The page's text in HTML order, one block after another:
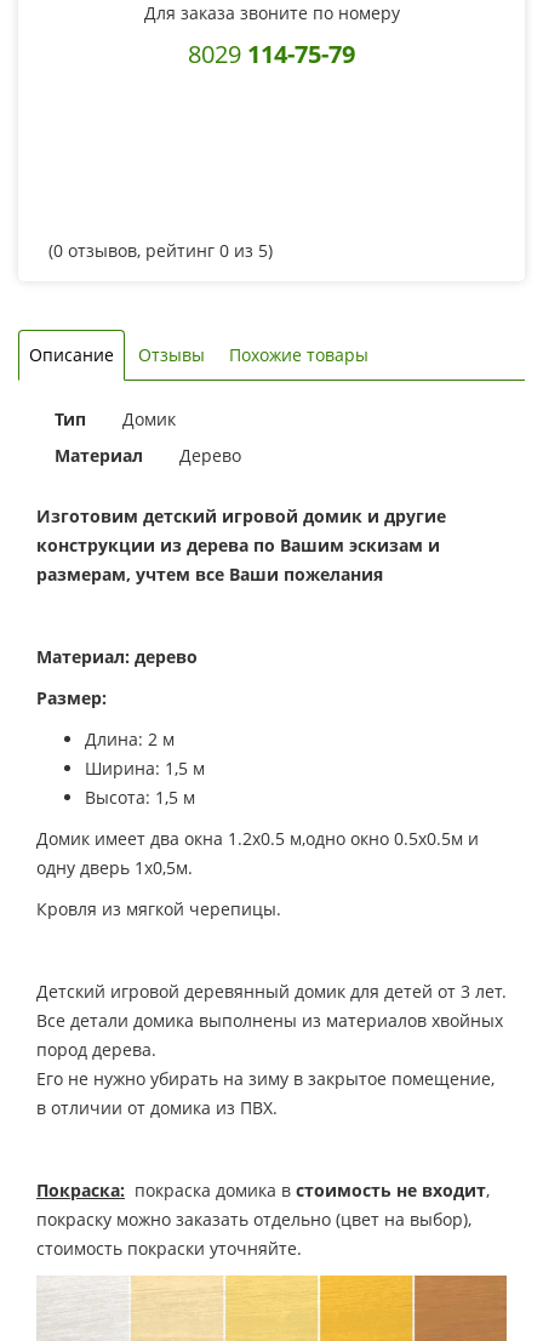
Для заказа звоните по номеру
8029 114-75-79
(0 отзывов, рейтинг 0 из 5)
Описание Отзывы Похожие товары
Тип
Домик
Материал
Дерево
Изготовим детский игровой домик и другие
конструкции из дерева по Вашим эскизам и
размерам, учтем все Ваши пожелания
Материал: дерево
Размер:
Длина: 2 м
Ширина: 1,5 м
Высота: 1,5 м
Домик имеет два окна 1.2х0.5 м,одно окно 0.5х0.5м и
одну дверь 1х0,5м.
Кровля из мягкой черепицы.
Детский игровой деревянный домик для детей от 3 лет.
Все детали домика выполнены из материалов хвойных
пород дерева.
Его не нужно убирать на зиму в закрытое помещение,
в отличии от домика из ПВХ.
Покраска: покраска домика в стоимость не входит,
покраску можно заказать отдельно (цвет на выбор),
стоимость покраски уточняйте.